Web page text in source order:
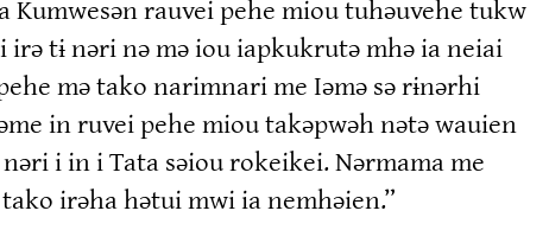
Kumwesən rauvei pehe miou tuhəuvehe tukw
irə tɨ nəri nə mə iou iapkukrutə mhə ia neiai
mə tako narimnari me Iəmə sə rɨnərhi
in ruvei pehe miou takəpwəh nətə wauien
i in i Tata səiou rokeikei. Nərmama me
irəha hətui mwi ia nemhəien.”